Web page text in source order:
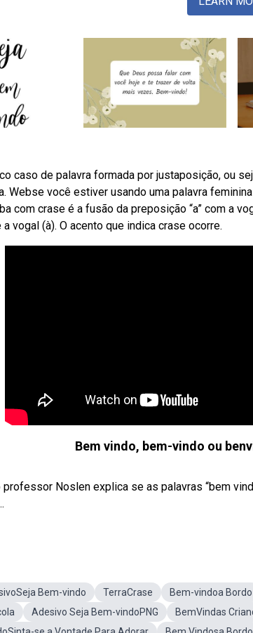
caso de palavra formada por justaposição, ou
Webse você estiver usando uma palavra
com crase é a fusão da preposição “a” com a
vogal (à). O acento que indica crase ocorre.
Bem vindo, bem-vindo ou
Noslen explica se as palavras “bem
Bem-vindo TerraCrase Bem-vindoa Bordo
Adesivo Seja Bem-vindoPNG
BemVindas